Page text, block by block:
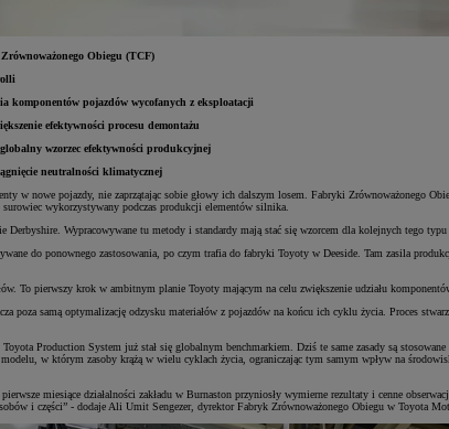
Obiegu (TCF)
komponentów pojazdów wycofanych z eksploatacji
efektywności procesu demontażu
wzorzec efektywności produkcyjnej
neutralności klimatycznej
w nowe pojazdy, nie zaprzątając sobie głowy ich dalszym losem. Fabryki Zrównoważonego
wykorzystywany podczas produkcji elementów silnika.
Wypracowywane tu metody i standardy mają stać się wzorcem dla kolejnych tego
do ponownego zastosowania, po czym trafia do fabryki Toyoty w Deeside. Tam zasila
To pierwszy krok w ambitnym planie Toyoty mającym na celu zwiększenie udziału
poza samą optymalizację odzysku materiałów z pojazdów na końcu ich cyklu życia. Proces
Production System już stał się globalnym benchmarkiem. Dziś te same zasady są
w którym zasoby krążą w wielu cyklach życia, ograniczając tym samym wpływ na
miesiące działalności zakładu w Burnaston przyniosły wymierne rezultaty i cenne
i części” - dodaje Ali Umit Sengezer, dyrektor Fabryk Zrównoważonego Obiegu w Toyota